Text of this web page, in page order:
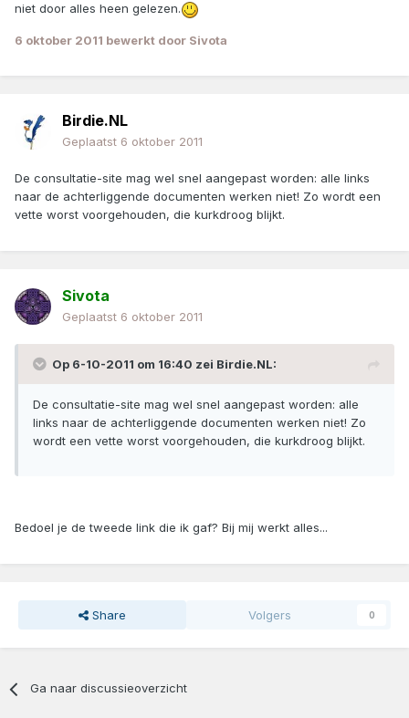
niet door alles heen gelezen.
6 oktober 2011 bewerkt door Sivota
Birdie.NL
Geplaatst 6 oktober 2011
De consultatie-site mag wel snel aangepast worden: alle links
naar de achterliggende documenten werken niet! Zo wordt een
vette worst voorgehouden, die kurkdroog blijkt.
Sivota
Geplaatst 6 oktober 2011
Op 6-10-2011 om 16:40 zei Birdie.NL:
De consultatie-site mag wel snel aangepast worden: alle
links naar de achterliggende documenten werken niet! Zo
wordt een vette worst voorgehouden, die kurkdroog blijkt.
Bedoel je de tweede link die ik gaf? Bij mij werkt alles...
Share Volgers 0
Ga naar discussieoverzicht